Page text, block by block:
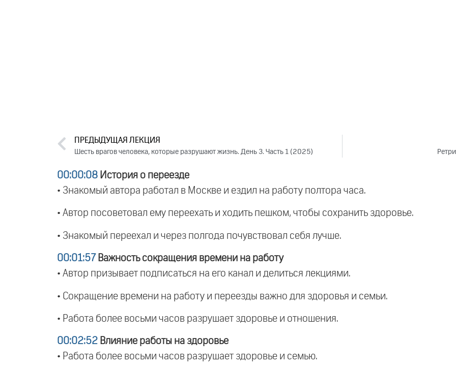
ПРЕДЫДУЩАЯ ЛЕКЦИЯ
Шесть врагов человека, которые разрушают жизнь. День 3. Часть 1 (2025)
00:00:08 История о переезде
• Знакомый автора работал в Москве и ездил на работу полтора часа.
• Автор посоветовал ему переехать и ходить пешком, чтобы сохранить здоровье.
• Знакомый переехал и через полгода почувствовал себя лучше.
00:01:57 Важность сокращения времени на работу
• Автор призывает подписаться на его канал и делиться лекциями.
• Сокращение времени на работу и переезды важно для здоровья и семьи.
• Работа более восьми часов разрушает здоровье и отношения.
00:02:52 Влияние работы на здоровье
• Работа более восьми часов разрушает здоровье и семью.